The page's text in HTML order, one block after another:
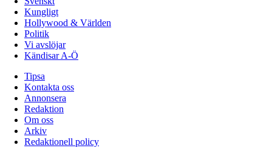
Kungligt
Hollywood & Världen
Politik
Vi avslöjar
Kändisar A-Ö
Tipsa
Kontakta oss
Annonsera
Redaktion
Om oss
Arkiv
Redaktionell policy